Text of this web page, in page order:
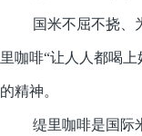
国米不屈不挠、
里咖啡“让人人都喝
的精神。
缇里咖啡是国际